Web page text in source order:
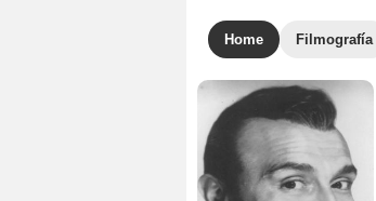
Home Filmografía